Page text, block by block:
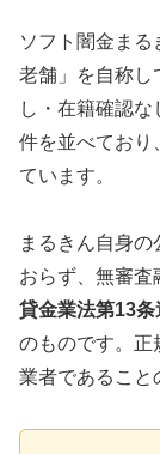
ソフト闇金ま
老舗」を自称し
し・在籍確認
件を並べており
ています。
まるきん自身
おらず、無審査
貸金業法第13条
のものです。正
業者であること